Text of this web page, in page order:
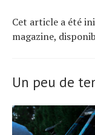
Cet article a été
magazine,
Un peu de